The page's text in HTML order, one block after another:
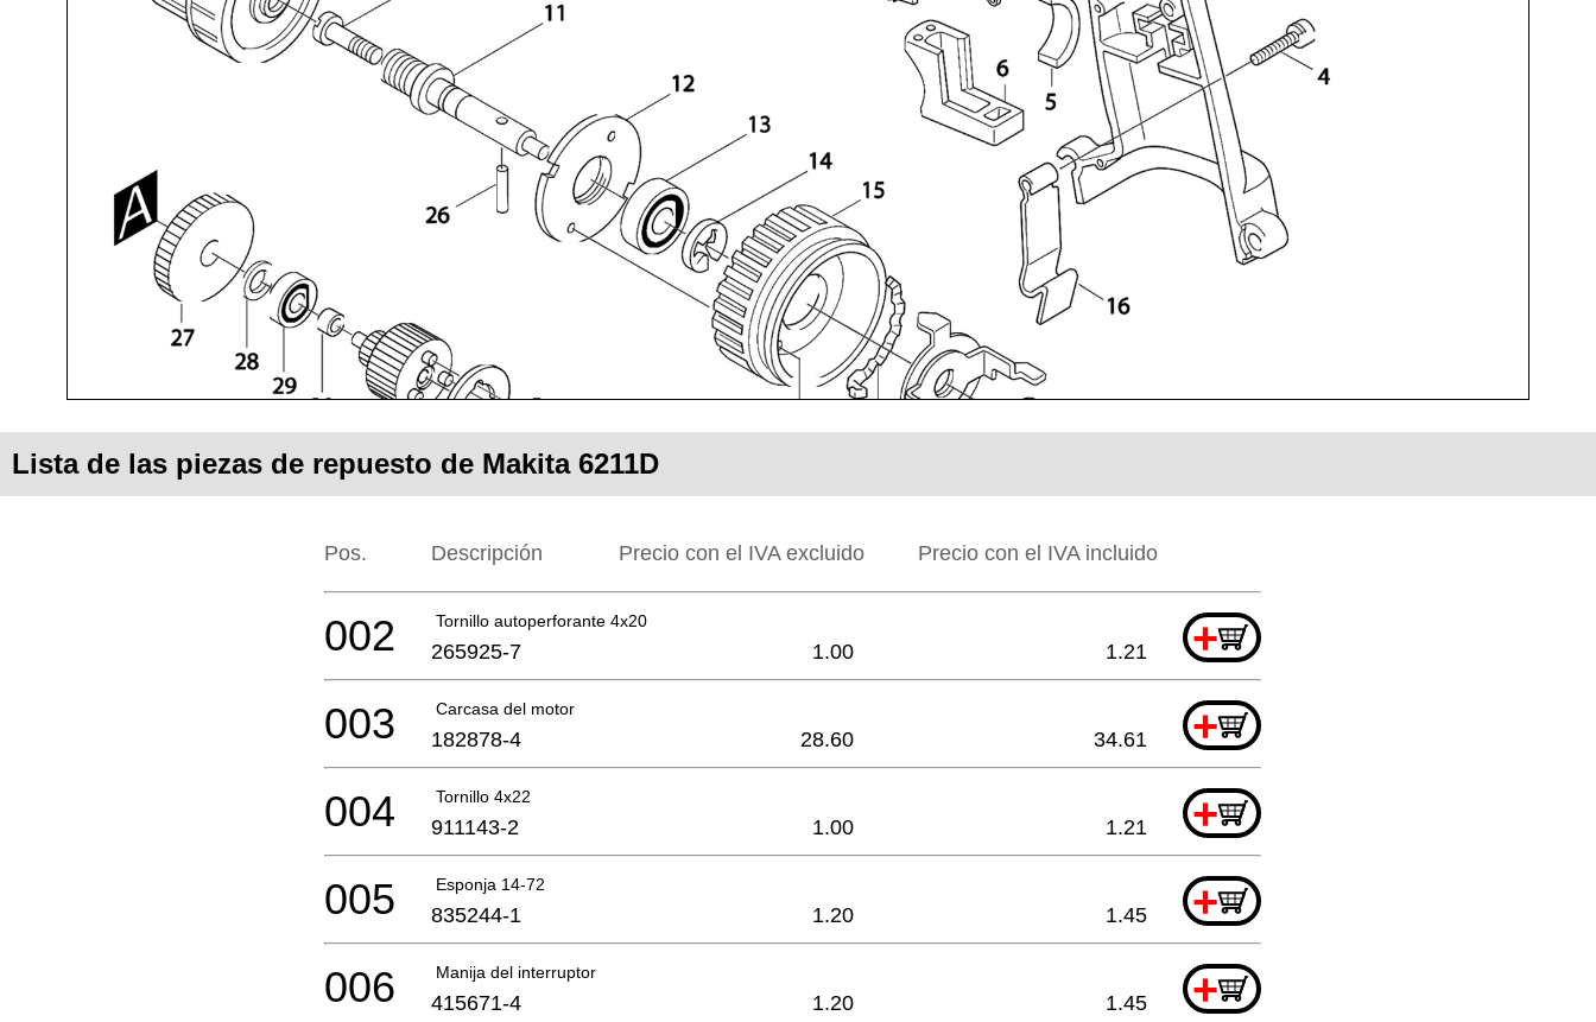
Lista de las piezas de repuesto de Makita 6211D
Pos. Descripción Precio con el IVA excluido Precio con el IVA incluido
Tornillo autoperforante 4x20 +
002 265925-7 1.00 1.21
Carcasa del motor +
003 182878-4 28.60 34.61
Tornillo 4x22 +
004 911143-2 1.00 1.21
Esponja 14-72 +
005 835244-1 1.20 1.45
Manija del interruptor +
006 415671-4 1.20 1.45